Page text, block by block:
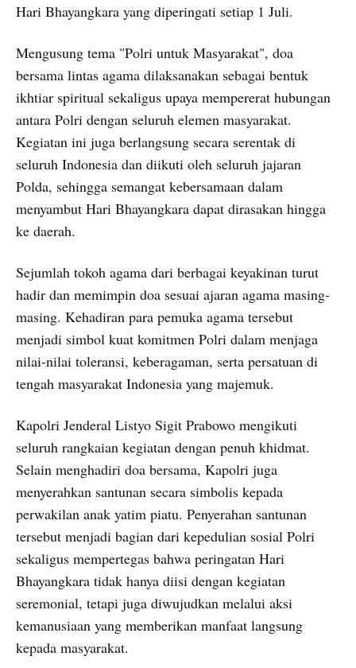
Hari Bhayangkara yang diperingati setiap 1 Juli.
Mengusung tema "Polri untuk Masyarakat", doa
bersama lintas agama dilaksanakan sebagai bentuk
ikhtiar spiritual sekaligus upaya mempererat hubungan
antara Polri dengan seluruh elemen masyarakat.
Kegiatan ini juga berlangsung secara serentak di
seluruh Indonesia dan diikuti oleh seluruh jajaran
Polda, sehingga semangat kebersamaan dalam
menyambut Hari Bhayangkara dapat dirasakan hingga
ke daerah.
Sejumlah tokoh agama dari berbagai keyakinan turut
hadir dan memimpin doa sesuai ajaran agama masing-
masing. Kehadiran para pemuka agama tersebut
menjadi simbol kuat komitmen Polri dalam menjaga
nilai-nilai toleransi, keberagaman, serta persatuan di
tengah masyarakat Indonesia yang majemuk.
Kapolri Jenderal Listyo Sigit Prabowo mengikuti
seluruh rangkaian kegiatan dengan penuh khidmat.
Selain menghadiri doa bersama, Kapolri juga
menyerahkan santunan secara simbolis kepada
perwakilan anak yatim piatu. Penyerahan santunan
tersebut menjadi bagian dari kepedulian sosial Polri
sekaligus mempertegas bahwa peringatan Hari
Bhayangkara tidak hanya diisi dengan kegiatan
seremonial, tetapi juga diwujudkan melalui aksi
kemanusiaan yang memberikan manfaat langsung
kepada masyarakat.